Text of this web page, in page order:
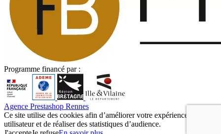
Programme financé par :
Agence Prestashop Rennes
Ce site utilise des cookies afin d’améliorer votre expérience
utilisateur et de réaliser des statistiques d’audience.